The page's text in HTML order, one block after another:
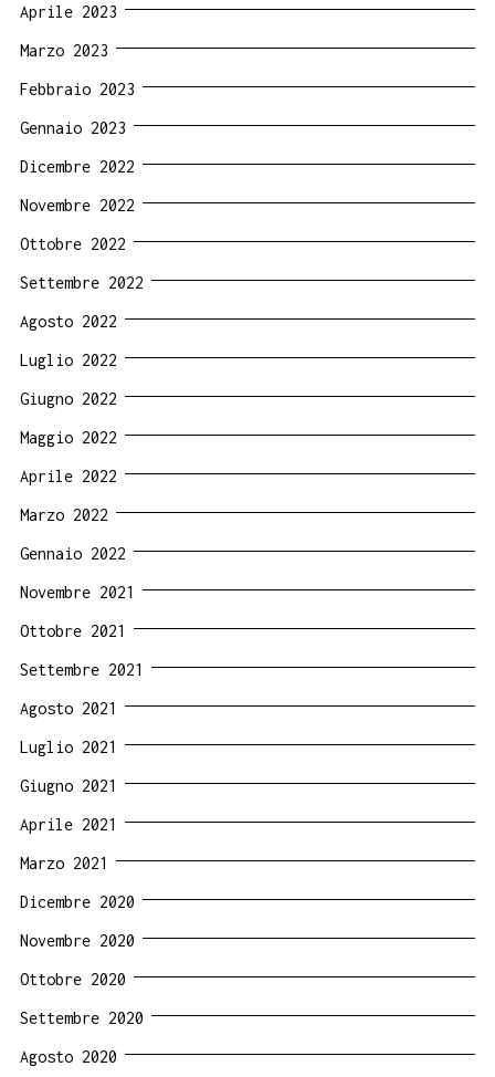
Aprile 2023
Marzo 2023
Febbraio 2023
Gennaio 2023
Dicembre 2022
Novembre 2022
Ottobre 2022
Settembre 2022
Agosto 2022
Luglio 2022
Giugno 2022
Maggio 2022
Aprile 2022
Marzo 2022
Gennaio 2022
Novembre 2021
Ottobre 2021
Settembre 2021
Agosto 2021
Luglio 2021
Giugno 2021
Aprile 2021
Marzo 2021
Dicembre 2020
Novembre 2020
Ottobre 2020
Settembre 2020
Agosto 2020